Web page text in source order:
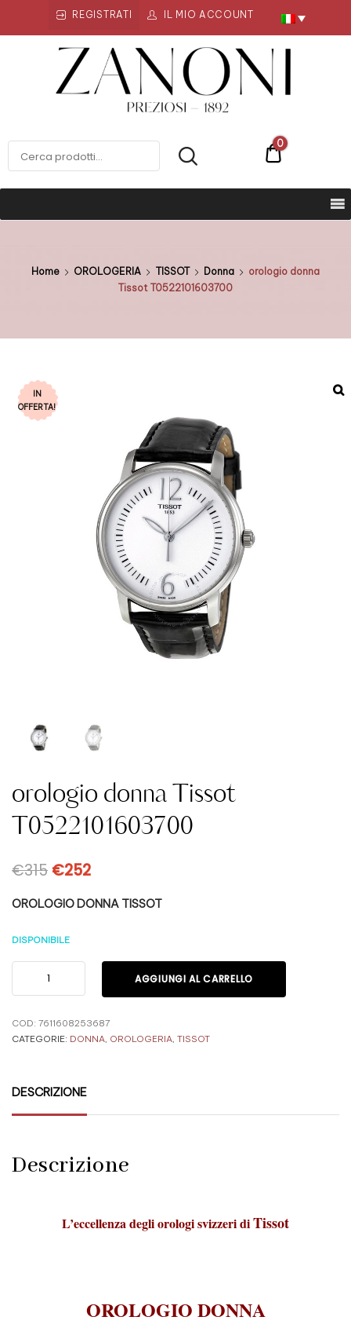
REGISTRATI IL MIO ACCOUNT
ZANONI PREZIOSI €0
0
Home OROLOGERIA TISSOT Donna
orologio donna
Tissot T0522101603700
IN
OFFERTA!
orologio donna Tissot
T0522101603700
€315 €252
OROLOGIO DONNA TISSOT
DISPONIBILE
AGGIUNGI AL CARRELLO
COD: 7611608253687
CATEGORIE: DONNA, OROLOGERIA, TISSOT
DESCRIZIONE
Descrizione
L’eccellenza degli orologi svizzeri diTissot
OROLOGIO DONNA